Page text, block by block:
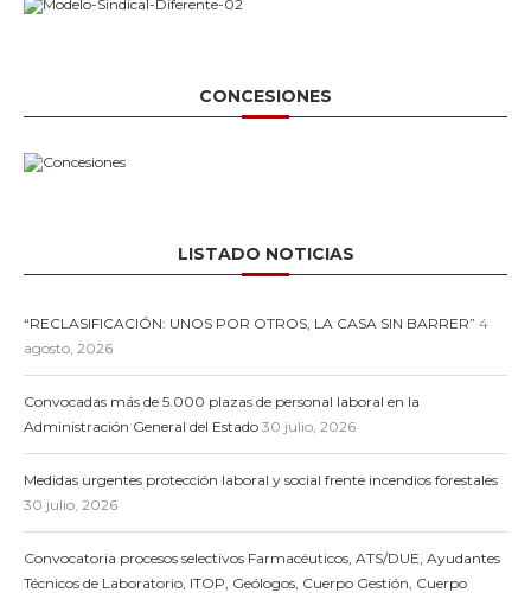
CONCESIONES
LISTADO NOTICIAS
“RECLASIFICACIÓN: UNOS POR OTROS, LA CASA SIN BARRER” 4
agosto, 2026
Convocadas más de 5.000 plazas de personal laboral en la
Administración General del Estado 30 julio, 2026
Medidas urgentes protección laboral y social frente incendios forestales
30 julio, 2026
Convocatoria procesos selectivos Farmacéuticos, ATS/DUE, Ayudantes
Técnicos de Laboratorio, ITOP, Geólogos, Cuerpo Gestión, Cuerpo